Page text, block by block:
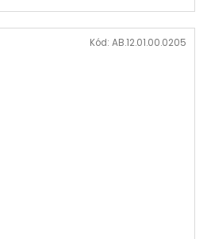
Kód: AB.12.01.00.0205